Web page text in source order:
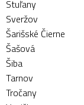
Stuľany
Sveržov
Šarišské Čierne
Šašová
Šiba
Tarnov
Tročany